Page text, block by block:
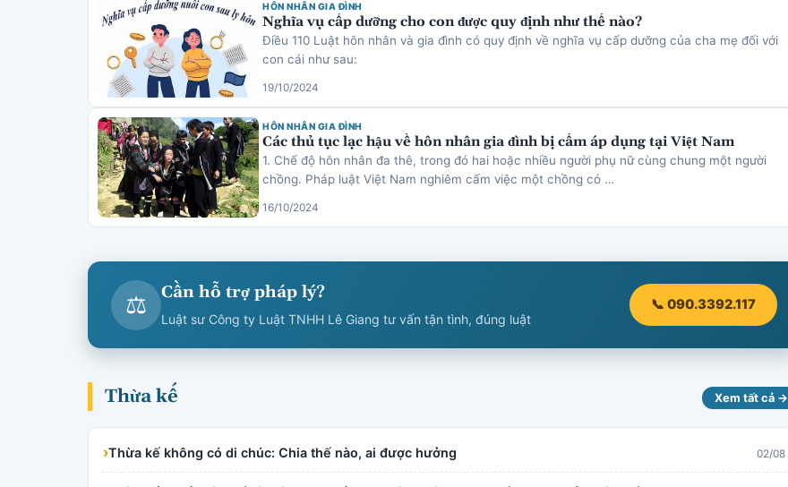
HÔN NHÂN GIA ĐÌNH
Nghĩa vụ cấp dưỡng cho con được quy định như thế nào?
Điều 110 Luật hôn nhân và gia đình có quy định về nghĩa vụ cấp dưỡng của cha mẹ đối với
con cái như sau:
19/10/2024
HÔN NHÂN GIA ĐÌNH
Các thủ tục lạc hậu về hôn nhân gia đình bị cấm áp dụng tại Việt Nam
1. Chế độ hôn nhân đa thê, trong đó hai hoặc nhiều người phụ nữ cùng chung một người
chồng. Pháp luật Việt Nam nghiêm cấm việc một chồng có …
16/10/2024
⚖ Cần hỗ trợ pháp lý?
Luật sư Công ty Luật TNHH Lê Giang tư vấn tận tình, đúng luật
📞 090.3392.117
Thừa kế Xem tất cả →
›Thừa kế không có di chúc: Chia thế nào, ai được hưởng 02/08